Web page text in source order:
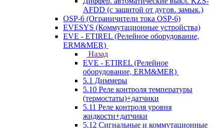
AFDD (с защитой от дугов. замык.)
OSP-6 (Ограничители тока OSP-6)
EVESYS (Коммутационные устройства)
EVE - ETIREL (Релейное оборудование,
ERM&MER)
Назад
EVE - ETIREL (Релейное
оборудование, ERM&MER)
5.1 Диммеры
5.10 Реле контроля температуры
(термостаты)+датчики
5.11 Реле контроля уровня
жидкости+датчики
5.12 Сигнальные и коммутационные